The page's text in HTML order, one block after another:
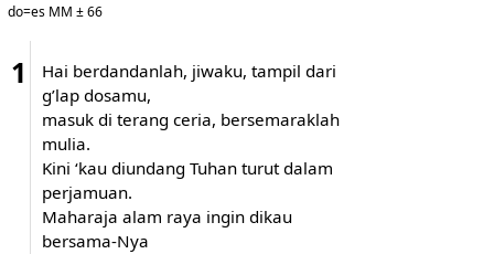
do=es MM ± 66
1
Hai berdandanlah, jiwaku, tampil dari
g’lap dosamu,
masuk di terang ceria, bersemaraklah
mulia.
Kini ‘kau diundang Tuhan turut dalam
perjamuan.
Maharaja alam raya ingin dikau
bersama-Nya